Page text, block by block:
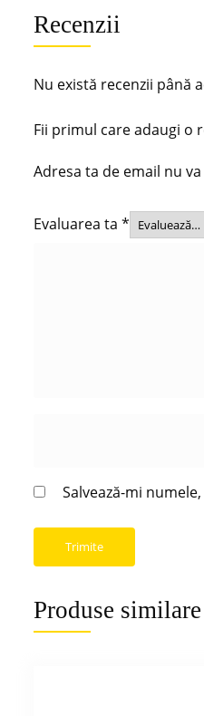
Recenzii
Nu există recenzii până
Fii primul care adaugi o
Adresa ta de email nu
Evaluarea ta *
Salvează-mi
Produse similare